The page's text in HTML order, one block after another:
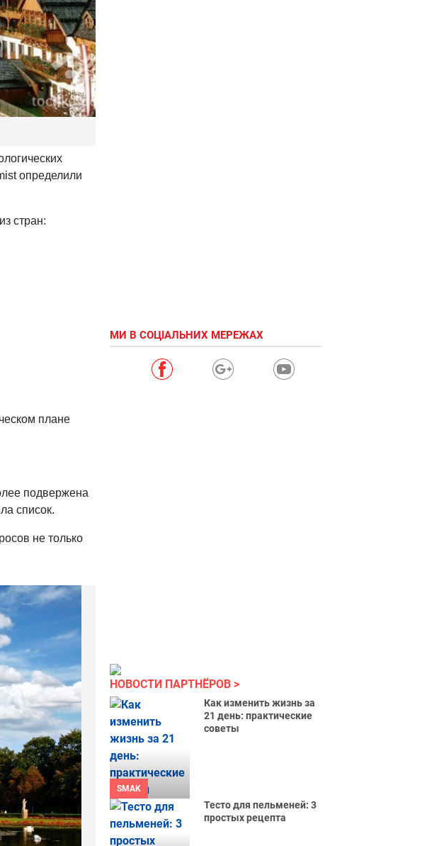
определили
стран:
плане
подвержена
список.
не только
МИ В СОЦІАЛЬНИХ МЕРЕЖАХ
НОВОСТИ ПАРТНЁРОВ
SMAK
Как изменить жизнь за
21 день: практические
советы
Тесто для пельменей: 3
простых рецепта